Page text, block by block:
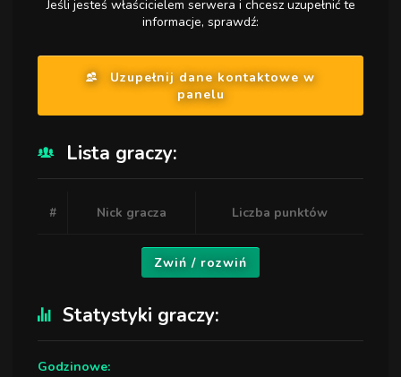
Jeśli jesteś właścicielem serwera i chcesz uzupełnić te
informacje, sprawdź:
Uzupełnij dane kontaktowe w
panelu
Lista graczy:
# Nick gracza Liczba punktów
Zwiń / rozwiń
Statystyki graczy:
Godzinowe: